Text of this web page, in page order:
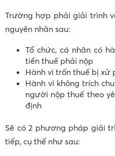
Trường hợp phải giải trình
nguyên nhân sau:
Tổ chức, cá nhân có
tiền thuế phải nộp
Hành vi trốn thuế bị xử
Hành vi không trích
người nộp thuế theo
định
Sẽ có 2 phương pháp giải
tiếp, cụ thể như sau: